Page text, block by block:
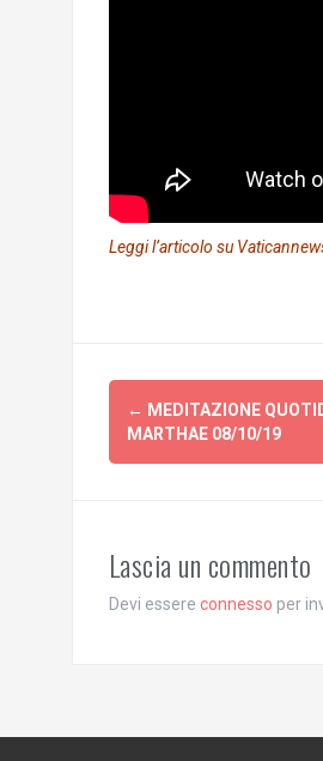
Leggi l’articolo su
Post
navigation
← MEDITAZIONE
MARTHAE 08/10/19
Lascia un commento
Devi essere connesso per